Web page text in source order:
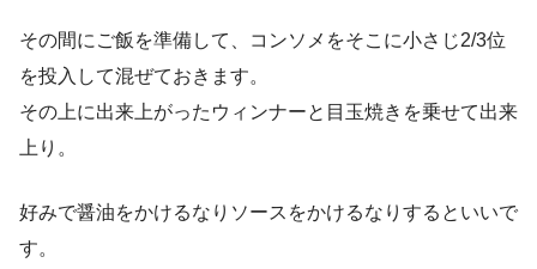
その間にご飯を準備して、コンソメをそこに小さじ2/3位
を投入して混ぜておきます。
その上に出来上がったウィンナーと目玉焼きを乗せて出来
上り。
好みで醤油をかけるなりソースをかけるなりするといいで
す。